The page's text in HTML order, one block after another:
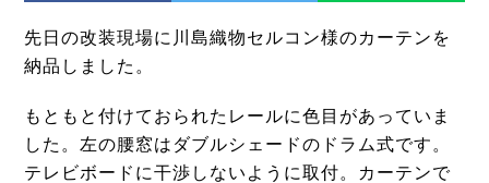
先日の改装現場に川島織物セルコン様のカーテンを
納品しました。
もともと付けておられたレールに色目があっていま
した。 左の腰窓はダブルシェードのドラム式です。
テレビボードに干渉しないように取付。 カーテンで